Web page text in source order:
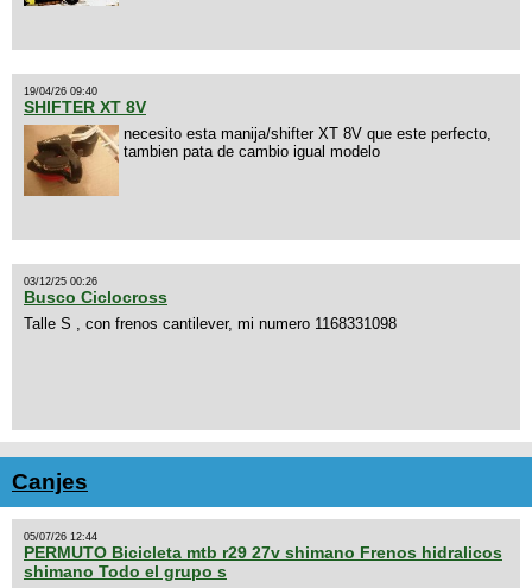
19/04/26 09:40
SHIFTER XT 8V
necesito esta manija/shifter XT 8V que este perfecto,
tambien pata de cambio igual modelo
03/12/25 00:26
Busco Ciclocross
Talle S , con frenos cantilever, mi numero 1168331098
Canjes
05/07/26 12:44
PERMUTO Bicicleta mtb r29 27v shimano Frenos hidralicos
shimano Todo el grupo s